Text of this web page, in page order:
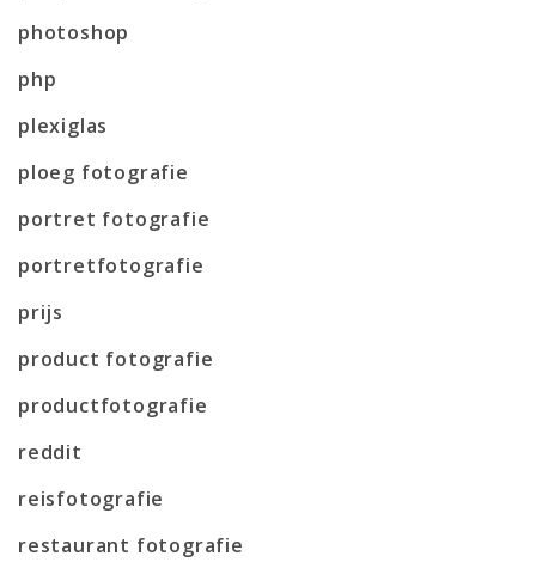
photoshop
php
plexiglas
ploeg fotografie
portret fotografie
portretfotografie
prijs
product fotografie
productfotografie
reddit
reisfotografie
restaurant fotografie